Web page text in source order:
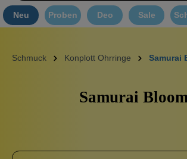
Neu Proben Deo Sale
Schmuck Konplott Ohrringe Samurai
Samurai Bloom